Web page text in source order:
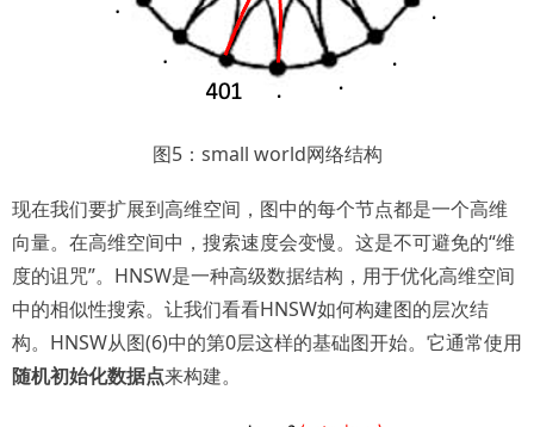
图5：small world网络结构
现在我们要扩展到高维空间，图中的每个节点都是一个高维
向量。在高维空间中，搜索速度会变慢。这是不可避免的“维
度的诅咒”。HNSW是一种高级数据结构，用于优化高维空间
中的相似性搜索。让我们看看HNSW如何构建图的层次结
构。HNSW从图(6)中的第0层这样的基础图开始。它通常使用
随机初始化数据点来构建。